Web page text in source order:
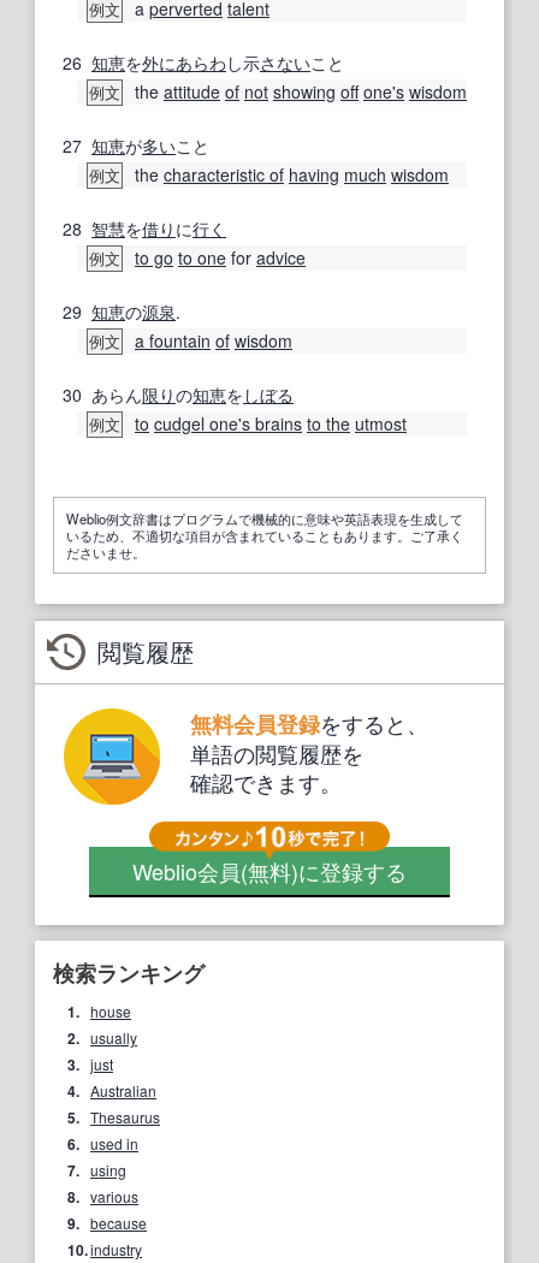
例文 a perverted talent
26 知恵を外にあらわ し示さないこと
例文 the attitude of not showing off one's wisdom
27 知恵が多いこと
例文 the characteristic of having much wisdom
28 智慧を借り に行く
例文 to go to one for advice
29 知恵の源泉.
例文 a fountain of wisdom
30 あらん限りの知恵を しぼる
例文 to cudgel one's brains to the utmost
Weblio例文辞書はプログラムで機械的に意味や英語表現を生成して
いるため、不適切な項目が含まれていることもあります。ご了承く
ださいませ。
閲覧履歴
無料会員登録をすると、
単語の閲覧履歴を
確認できます。
Weblio会員(無料)に登録する
検索ランキング
1. house
2. usually
3. just
4. Australian
5. Thesaurus
6. used in
7. using
8. various
9. because
10.industry